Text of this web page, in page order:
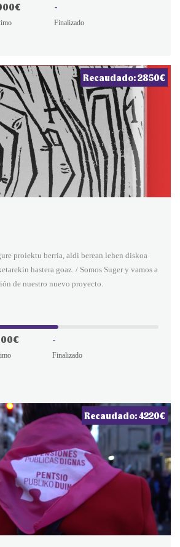
-
Finalizado
Recaudado: 2850€
proiektu berria, aldi berean lehen diskoa
hastera goaz. / Somos Suger y vamos a
de nuestro nuevo proyecto.
-
Finalizado
Recaudado: 4220€